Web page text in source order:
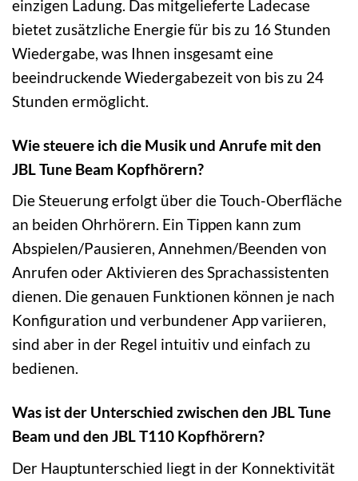
einzigen Ladung. Das mitgelieferte Ladecase
bietet zusätzliche Energie für bis zu 16 Stunden
Wiedergabe, was Ihnen insgesamt eine
beeindruckende Wiedergabezeit von bis zu 24
Stunden ermöglicht.
Wie steuere ich die Musik und Anrufe mit den
JBL Tune Beam Kopfhörern?
Die Steuerung erfolgt über die Touch-Oberfläche
an beiden Ohrhörern. Ein Tippen kann zum
Abspielen/Pausieren, Annehmen/Beenden von
Anrufen oder Aktivieren des Sprachassistenten
dienen. Die genauen Funktionen können je nach
Konfiguration und verbundener App variieren,
sind aber in der Regel intuitiv und einfach zu
bedienen.
Was ist der Unterschied zwischen den JBL Tune
Beam und den JBL T110 Kopfhörern?
Der Hauptunterschied liegt in der Konnektivität